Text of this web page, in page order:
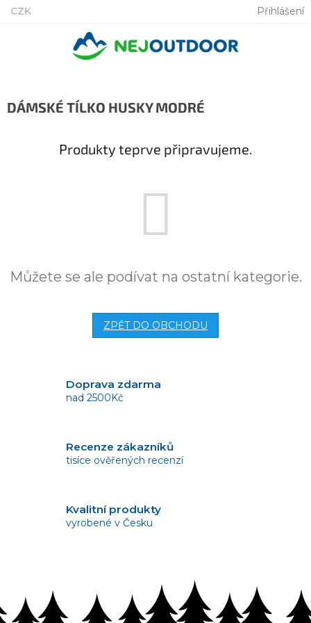
Přejít
CZK Přihlášení
DÁMSKÉ TÍLKO HUSKY MODRÉ
Produkty teprve připravujeme.
Můžete se ale podívat na ostatní kategorie.
ZPĚT DO OBCHODU
Doprava zdarma
nad 2500Kč
Recenze zákazníků
tisíce ověřených recenzí
Kvalitní produkty
vyrobené v Česku
bez problémů do 14 dnů